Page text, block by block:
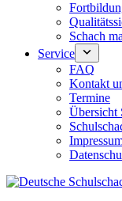
Schach
Service
FAQ
Kontakt
Termine
Übersicht